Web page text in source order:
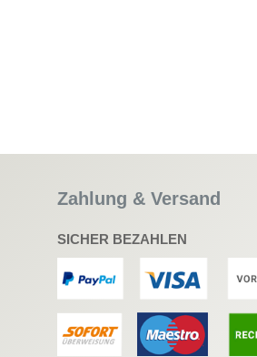
Zahlung & Versand
SICHER BEZAHLEN